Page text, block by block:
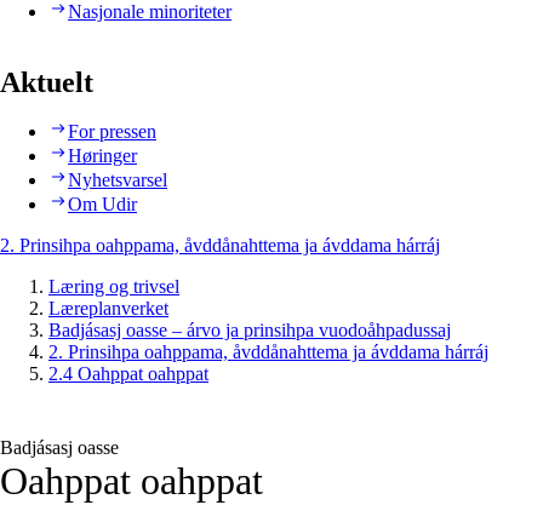
Nasjonale minoriteter
Aktuelt
For pressen
Høringer
Nyhetsvarsel
Om Udir
2. Prinsihpa oahppama, åvddånahttema ja ávddama hárráj
Læring og trivsel
Læreplanverket
Badjásasj oasse – árvo ja prinsihpa vuodoåhpadussaj
2. Prinsihpa oahppama, åvddånahttema ja ávddama hárráj
2.4 Oahppat oahppat
Badjásasj oasse
Oahppat oahppat